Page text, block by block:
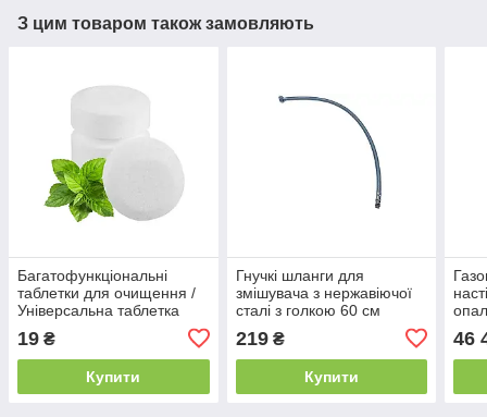
З цим товаром також замовляють
Багатофункціональні
таблетки для очищення /
Універсальна таблетка
19 ₴
Купити
Гнучкі шланги для
змішувача з нержавіючої
сталі з голкою 60 см
219₴
Купити
46